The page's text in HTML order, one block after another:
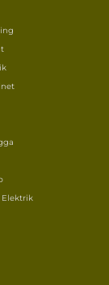
Elektrik